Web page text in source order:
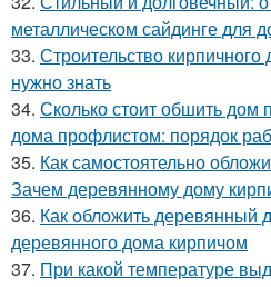
металлическом сайдинге для
33. Строительство
нужно знать
34. Сколько стоит обшить
дома профлистом: порядок
35. Как самостоятельно
Зачем деревянному дому
36. Как обложить деревянный
деревянного дома кирпичом
37. При какой температуре